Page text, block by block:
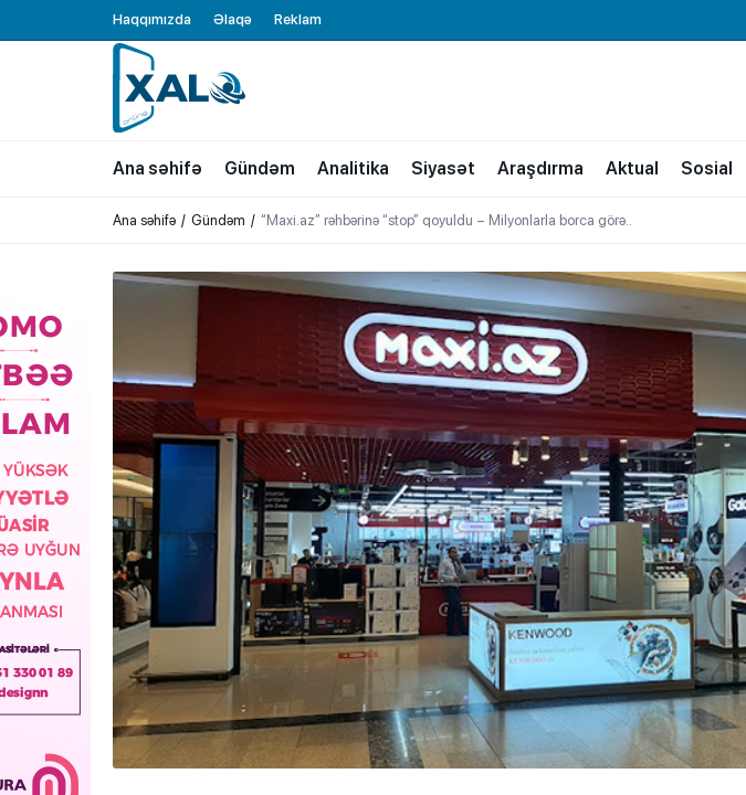
Haqqımızda Əlaqə Reklam
XALQ.ONLINE
ONLAYN PLATFORMA
Ana səhifə Gündəm Analitika Siyasət Araşdırma Aktual Sosial
Ana səhifə Gündəm “Maxi.az” rəhbərinə “stop” qoyuldu – Milyonlarla borca görə..